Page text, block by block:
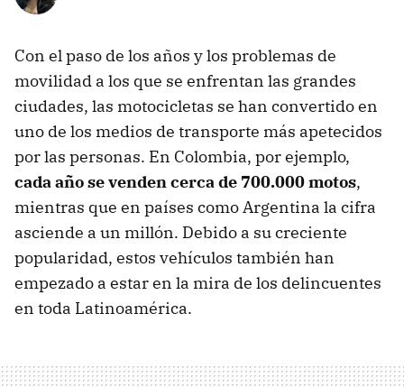
Con el paso de los años y los problemas de
movilidad a los que se enfrentan las grandes
ciudades, las motocicletas se han convertido en
uno de los medios de transporte más apetecidos
por las personas. En Colombia, por ejemplo,
cada año se venden cerca de 700.000 motos,
mientras que en países como Argentina la cifra
asciende a un millón. Debido a su creciente
popularidad, estos vehículos también han
empezado a estar en la mira de los delincuentes
en toda Latinoamérica.